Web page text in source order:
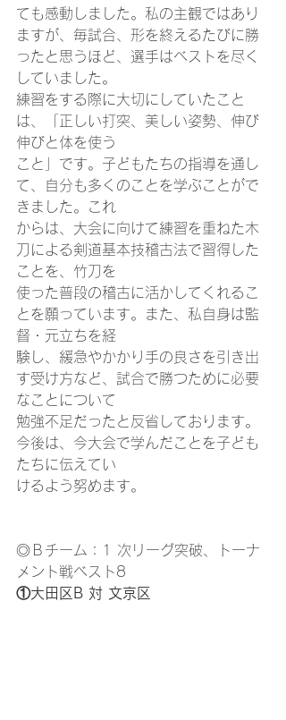
ても感動しました。私の主観ではあり
ますが、毎試合、形を終えるたびに勝
ったと思うほど、選手はベストを尽く
していました。
練習をする際に大切にしていたこと
は、「正しい打突、美しい姿勢、伸び
伸びと体を使う
こと」です。子どもたちの指導を通し
て、自分も多くのことを学ぶことがで
きました。これ
からは、大会に向けて練習を重ねた木
刀による剣道基本技稽古法で習得した
ことを、竹刀を
使った普段の稽古に活かしてくれるこ
とを願っています。また、私自身は監
督・元立ちを経
験し、緩急やかかり手の良さを引き出
す受け方など、試合で勝つために必要
なことについて
勉強不足だったと反省しております。
今後は、今大会で学んだことを子ども
たちに伝えてい
けるよう努めます。
◎Ｂチーム：1 次リーグ突破、トーナ
メント戦ベスト8
①大田区B 対 文京区